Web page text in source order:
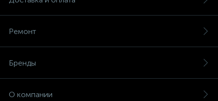
Ремонт
Бренды
О компании